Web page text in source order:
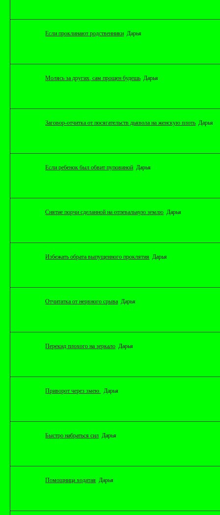
Если проклинают родственники Дарья
Молясь за других, сам прощен будешь Дарья
Заговор-отчитка от посягательств дьявола на женскую плоть Дарья
Если ребенок был обвит пуповиной Дарья
Снятие порчи сделанной на отпевальную землю Дарья
Избежать обрата выпущенного проклятия Дарья
Отчитатка от нервного срыва Дарья
Перекид плохого на зеркало Дарья
При­во­рот че­рез змею. Дарья
Быстро набраться сил Дарья
Помощница ходатая Дарья